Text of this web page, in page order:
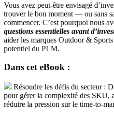
Vous avez peut-être envisagé
trouver le bon moment — ou sans
commencer. C’est pourquoi nous
questions essentielles avant
aider les marques Outdoor &
potentiel du PLM.
Dans cet eBook :
Résoudre les défis du secteur :
pour gérer la complexité des SKU,
réduire la pression sur le time-to-